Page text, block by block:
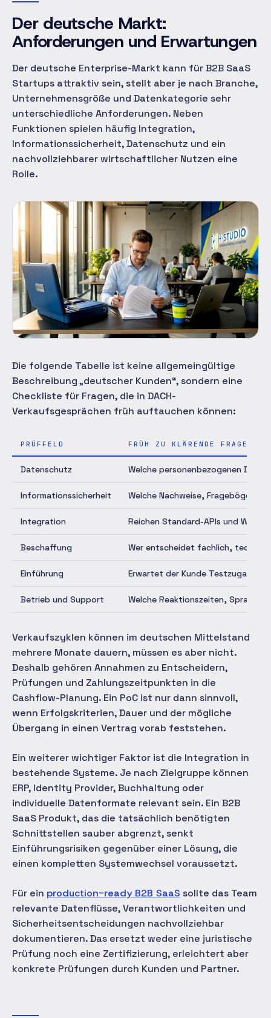
Der deutsche Markt:
Anforderungen und Erwartungen
Der deutsche Enterprise-Markt kann für B2B SaaS
Startups attraktiv sein, stellt aber je nach Branche,
Unternehmensgröße und Datenkategorie sehr
unterschiedliche Anforderungen. Neben
Funktionen spielen häufig Integration,
Informationssicherheit, Datenschutz und ein
nachvollziehbarer wirtschaftlicher Nutzen eine
Rolle.
Die folgende Tabelle ist keine allgemeingültige
Beschreibung „deutscher Kunden“, sondern eine
Checkliste für Fragen, die in DACH-
Verkaufsgesprächen früh auftauchen können:
PRÜFFELD FRÜH ZU KLÄRENDE FRAGE
Datenschutz Welche personenbezogenen
Informationssicherheit Welche Nachweise, Fragebögen,
Integration Reichen Standard-APIs und
Beschaffung Wer entscheidet fachlich,
Einführung Erwartet der Kunde Testzugang,
Betrieb und Support Welche Reaktionszeiten,
Verkaufszyklen können im deutschen Mittelstand
mehrere Monate dauern, müssen es aber nicht.
Deshalb gehören Annahmen zu Entscheidern,
Prüfungen und Zahlungszeitpunkten in die
Cashflow-Planung. Ein PoC ist nur dann sinnvoll,
wenn Erfolgskriterien, Dauer und der mögliche
Übergang in einen Vertrag vorab feststehen.
Ein weiterer wichtiger Faktor ist die Integration in
bestehende Systeme. Je nach Zielgruppe können
ERP, Identity Provider, Buchhaltung oder
individuelle Datenformate relevant sein. Ein B2B
SaaS Produkt, das die tatsächlich benötigten
Schnittstellen sauber abgrenzt, senkt
Einführungsrisiken gegenüber einer Lösung, die
einen kompletten Systemwechsel voraussetzt.
Für ein production-ready B2B SaaS sollte das Team
relevante Datenflüsse, Verantwortlichkeiten und
Sicherheitsentscheidungen nachvollziehbar
dokumentieren. Das ersetzt weder eine juristische
Prüfung noch eine Zertifizierung, erleichtert aber
konkrete Prüfungen durch Kunden und Partner.